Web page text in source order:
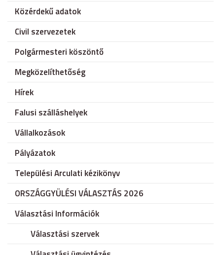
Közérdekű adatok
Civil szervezetek
Polgármesteri köszöntő
Megközelíthetőség
Hírek
Falusi szálláshelyek
Vállalkozások
Pályázatok
Települési Arculati kézikönyv
ORSZÁGGYÜLÉSI VÁLASZTÁS 2026
Választási Információk
Választási szervek